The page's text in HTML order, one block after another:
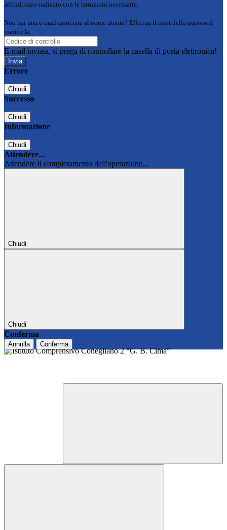
all'indirizzo indicato con le istruzioni necessarie.
Non hai una e-mail associata al nome utente? Effettua il reset della password
tramite la
E-mail inviata, si prega di controllare la casella di posta elettronica!
Errore
Chiudi
Successo
Chiudi
Informazione
Chiudi
Attendere...
Attendere il completamento dell'operazione...
Chiudi
Chiudi
Conferma
Annulla Conferma